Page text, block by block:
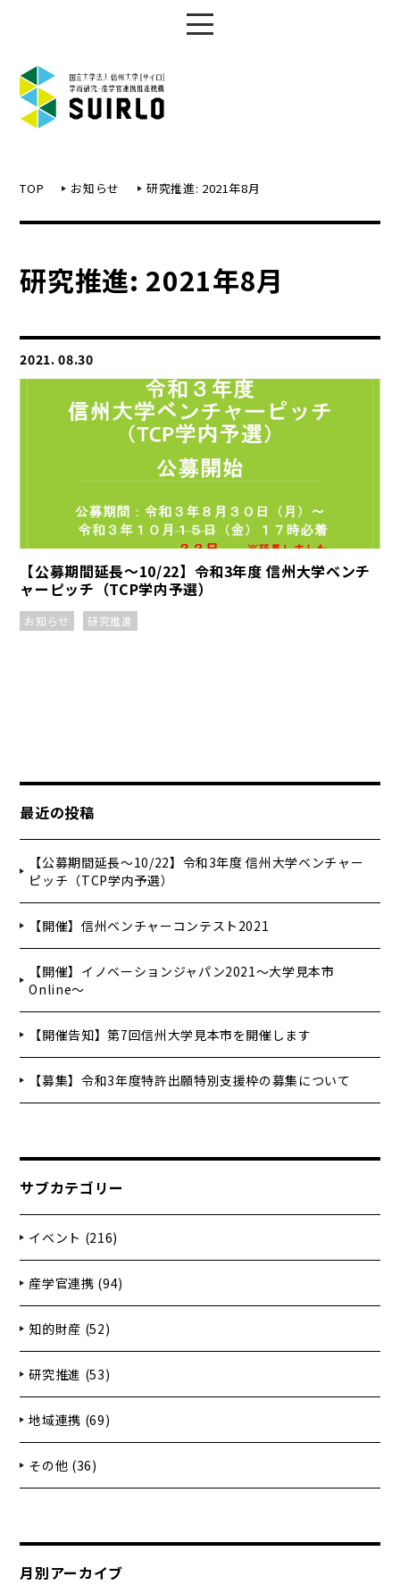
TOP お知らせ 研究推進: 2021年8月
研究推進: 2021年8月
2021. 08.30
【公募期間延長～10/22】令和3年度 信州大学ベンチ
ャーピッチ（TCP学内予選）
お知らせ 研究推進
最近の投稿
【公募期間延長～10/22】令和3年度 信州大学ベンチャー
ピッチ（TCP学内予選）
【開催】信州ベンチャーコンテスト2021
【開催】イノベーションジャパン2021～大学見本市
Online～
【開催告知】第7回信州大学見本市を開催します
【募集】令和3年度特許出願特別支援枠の募集について
サブカテゴリー
イベント (216)
産学官連携 (94)
知的財産 (52)
研究推進 (53)
地域連携 (69)
その他 (36)
月別アーカイブ